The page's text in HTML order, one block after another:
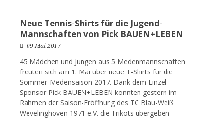
Neue Tennis-Shirts für die Jugend-
Mannschaften von Pick BAUEN+LEBEN
09 Mai 2017
45 Mädchen und Jungen aus 5 Medenmannschaften
freuten sich am 1. Mai über neue T-Shirts für die
Sommer-Medensaison 2017. Dank dem Einzel-
Sponsor Pick BAUEN+LEBEN konnten gestern im
Rahmen der Saison-Eröffnung des TC Blau-Weiß
Wevelinghoven 1971 e.V. die Trikots übergeben